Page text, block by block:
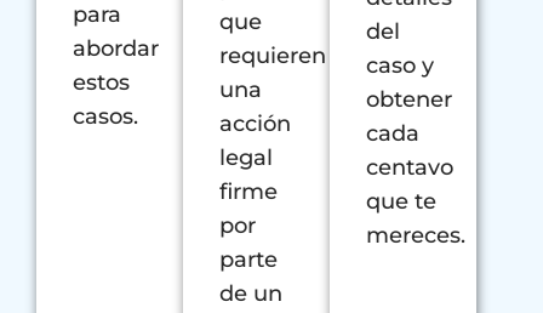
para
abordar
estos
casos.
que
requieren
una
acción
legal
firme
por
parte
de un
del
caso y
obtener
cada
centavo
que te
mereces.